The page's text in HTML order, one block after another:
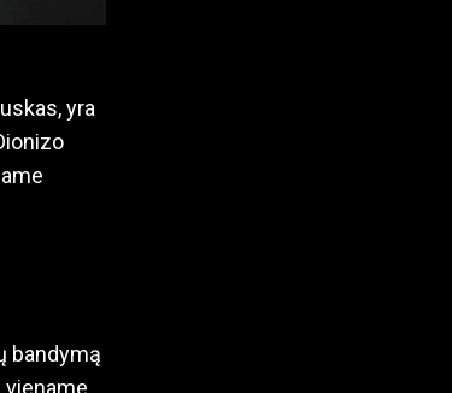
yra
bandymą
viename